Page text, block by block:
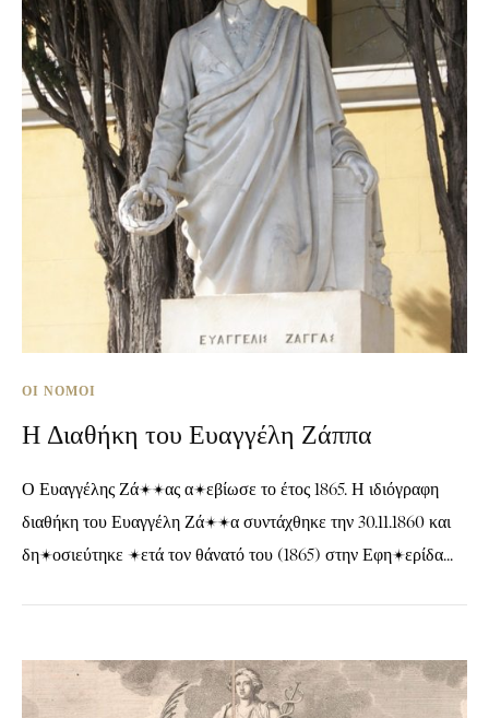
ΟΙ ΝΌΜΟΙ
Η Διαθήκη του Ευαγγέλη Ζάππα
Ο Ευαγγέλης Ζάππας απεβίωσε το έτος 1865. Η ιδιόγραφη
διαθήκη του Ευαγγέλη Ζάππα συντάχθηκε την 30.11.1860 και
δημοσιεύτηκε μετά τον θάνατό του (1865) στην Εφημερίδα...